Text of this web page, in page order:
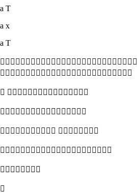
a T
a x
a T

 

 


